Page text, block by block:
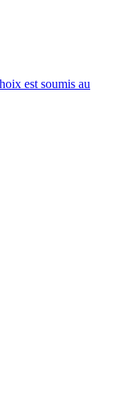
est soumis au